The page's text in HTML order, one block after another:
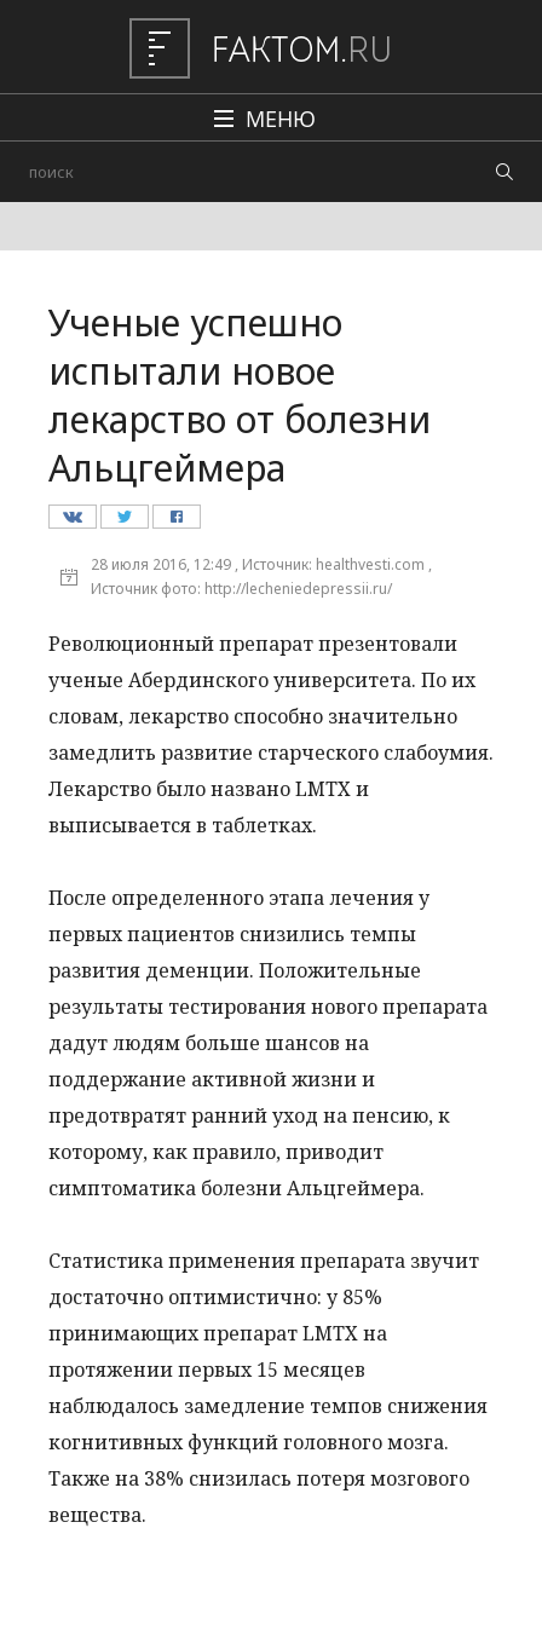
МЕНЮ
Авто
Происшествия
Редакция
Ученые успешно
испытали новое
лекарство от болезни
Альцгеймера
28 июля 2016, 12:49 , Источник: healthvesti.com ,
Источник фото: http://lecheniedepressii.ru/
Революционный препарат презентовали
ученые Абердинского университета. По их
словам, лекарство способно значительно
замедлить развитие старческого слабоумия.
Лекарство было названо LMTX и
выписывается в таблетках.
После определенного этапа лечения у
первых пациентов снизились темпы
развития деменции. Положительные
результаты тестирования нового препарата
дадут людям больше шансов на
поддержание активной жизни и
предотвратят ранний уход на пенсию, к
которому, как правило, приводит
симптоматика болезни Альцгеймера.
Статистика применения препарата звучит
достаточно оптимистично: у 85%
принимающих препарат LMTX на
протяжении первых 15 месяцев
наблюдалось замедление темпов снижения
когнитивных функций головного мозга.
Также на 38% снизилась потеря мозгового
вещества.